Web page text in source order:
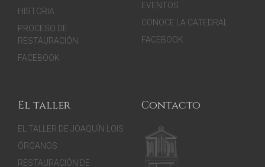
HISTORIA
PROCESO DE
RESTAURACIÓN
FACEBOOK
EVENTOS
CONOCE LA CATEDRAL
FACEBOOK
El taller
EL TALLER DE JOAQUÍN LOIS
ÓRGANOS
RESTAURACIÓN DE
Contacto